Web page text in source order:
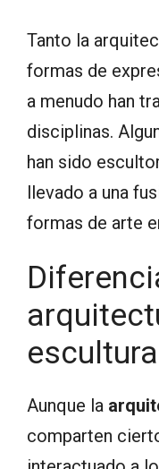
Tanto la
formas de
a menudo han
disciplinas.
han sido
llevado a una
formas de arte
escultura
Aunque la
comparten